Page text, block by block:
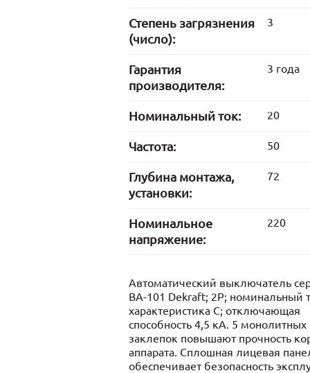
Степень загрязнения
(число):
3
Гарантия
производителя:
3 года
Номинальный ток: 20
Частота: 50
Глубина монтажа,
установки:
72
Номинальное
напряжение:
220
Автоматический выключатель
ВА-101 Dekraft; 2P; номинальный
характеристика С; отключающая
способность 4,5 кА. 5 монолитных
заклепок повышают прочность
аппарата. Сплошная лицевая
обеспечивает безопасность